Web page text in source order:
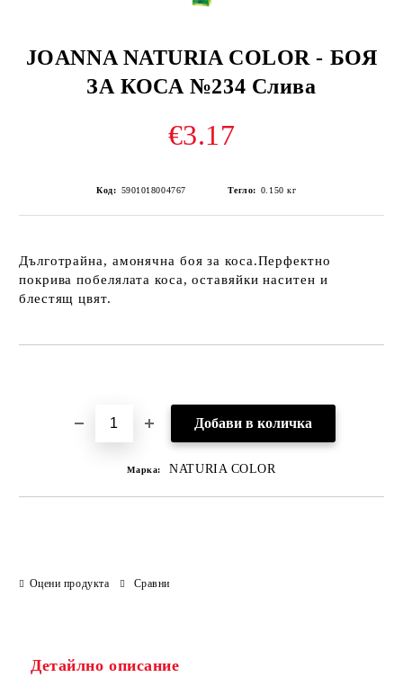
JOANNA NATURIA COLOR - БОЯ
ЗА КОСА №234 Слива
€3.17
Код: 5901018004767 Тегло: 0.150 кг
Дълготрайна, амонячна боя за коса.Перфектно
покрива побелялата коса, оставяйки наситен и
блестящ цвят.
Марка: NATURIA COLOR
Оцени продукта Сравни
Детайлно описание